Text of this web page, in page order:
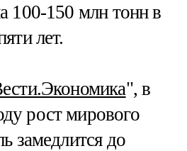
100-150 млн тонн в
лет.
", в
рост мирового
замедлится до